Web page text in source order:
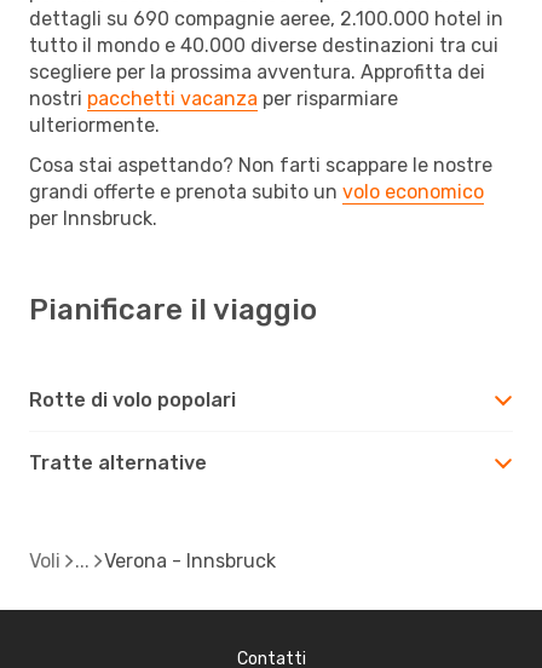
dettagli su 690 compagnie aeree, 2.100.000 hotel in
tutto il mondo e 40.000 diverse destinazioni tra cui
scegliere per la prossima avventura. Approfitta dei
nostri pacchetti vacanza per risparmiare
ulteriormente.
Cosa stai aspettando? Non farti scappare le nostre
grandi offerte e prenota subito un volo economico
per Innsbruck.
Pianificare il viaggio
Rotte di volo popolari
Tratte alternative
Voli Verona - Innsbruck
Contatti